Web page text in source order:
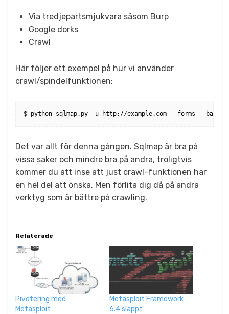
Via tredjepartsmjukvara såsom Burp
Google dorks
Crawl
Här följer ett exempel på hur vi använder
crawl/spindelfunktionen:
$ python sqlmap.py -u http://example.com --forms --
Det var allt för denna gången. Sqlmap är bra på
vissa saker och mindre bra på andra, troligtvis
kommer du att inse att just crawl-funktionen har
en hel del att önska. Men förlita dig då på andra
verktyg som är bättre på crawling.
Relaterade
Pivotering med
Metasploit
Metasploit Framework
6.4 släppt